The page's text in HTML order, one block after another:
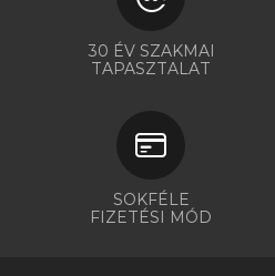
30 ÉV SZAKMAI
TAPASZTALAT
SOKFÉLE
FIZETÉSI MÓD